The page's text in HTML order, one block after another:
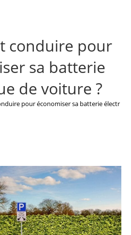
conduire pour
sa batterie
de voiture ?
pour économiser sa batterie